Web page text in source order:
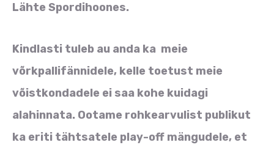
Lähte Spordihoones.
Kindlasti tuleb au anda ka meie
võrkpallifännidele, kelle toetust meie
võistkondadele ei saa kohe kuidagi
alahinnata. Ootame rohkearvulist publikut
ka eriti tähtsatele play-off mängudele, et